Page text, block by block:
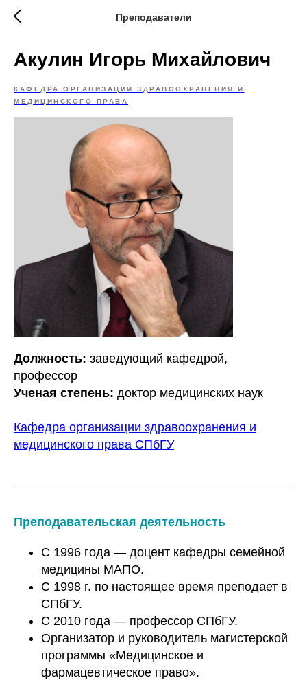
Преподаватели
Акулин Игорь Михайлович
КАФЕДРА ОРГАНИЗАЦИИ ЗДРАВООХРАНЕНИЯ И
МЕДИЦИНСКОГО ПРАВА
Должность: заведующий кафедрой,
профессор
Ученая степень: доктор медицинских наук
Кафедра организации здравоохранения и
медицинского права СПбГУ
Преподавательская деятельность
С 1996 года — доцент кафедры семейной
медицины МАПО.
С 1998 г. по настоящее время преподает в
СПбГУ.
С 2010 года — профессор СПбГУ.
Организатор и руководитель магистерской
программы «Медицинское и
фармацевтическое право».